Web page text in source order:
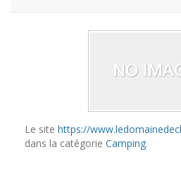
Le site https://
dans la catégorie Camping.